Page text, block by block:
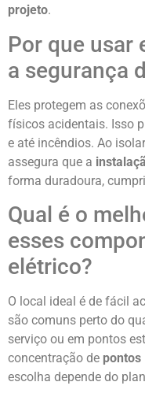
projeto.
Por que usar
a segurança
Eles protegem as
físicos acidentais. Isso
e até incêndios. Ao
assegura que a
forma duradoura,
Qual é o
esses
elétrico?
O local ideal é de fácil
são comuns perto do
serviço ou em pontos
concentração de pontos
escolha depende do